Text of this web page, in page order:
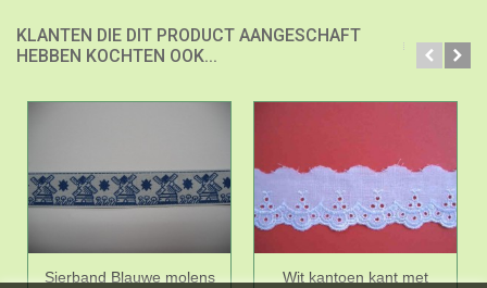
KLANTEN DIE DIT PRODUCT AANGESCHAFT
HEBBEN KOCHTEN OOK...
Sierband Blauwe molens
Wit kantoen kant met